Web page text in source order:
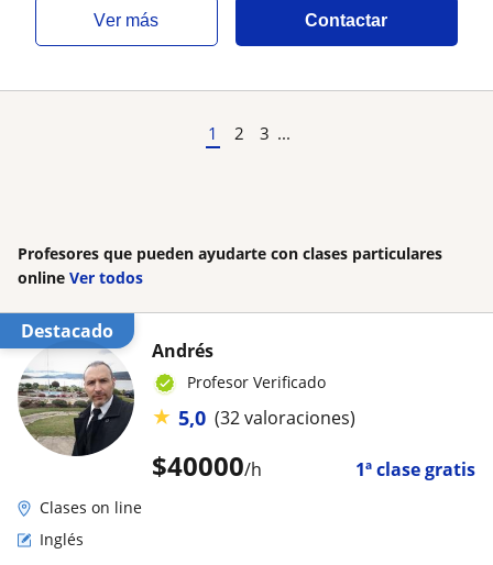
ver más Contactar
1 2 3 ...
Profesores que pueden ayudarte con clases particulares
online Ver todos
Destacado
$40000/h 1ª clase gratis
Andrés
Profesor Verificado
★ 5,0 (32 valoraciones)
Clases on line
Inglés